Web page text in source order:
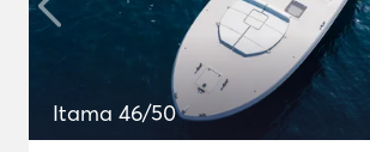
Itama 46/50